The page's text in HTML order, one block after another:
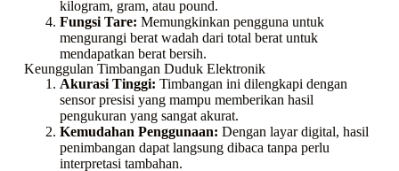
kilogram, gram, atau pound.
Fungsi Tare: Memungkinkan pengguna untuk
mengurangi berat wadah dari total berat untuk
mendapatkan berat bersih.
Keunggulan Timbangan Duduk Elektronik
Akurasi Tinggi: Timbangan ini dilengkapi dengan
sensor presisi yang mampu memberikan hasil
pengukuran yang sangat akurat.
Kemudahan Penggunaan: Dengan layar digital, hasil
penimbangan dapat langsung dibaca tanpa perlu
interpretasi tambahan.